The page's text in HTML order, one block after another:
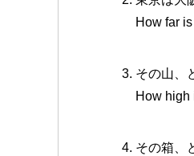
How far
その山、
How high
その箱、